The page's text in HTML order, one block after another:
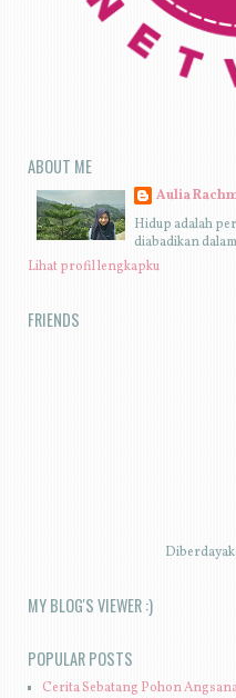
ABOUT ME
Aulia
Hidup adalah
diabadikan
Lihat profil lengkapku
FRIENDS
MY BLOG'S VIEWER :)
POPULAR POSTS
Cerita Sebatang Pohon